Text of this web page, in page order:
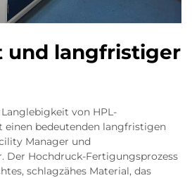
und langfristiger
von HPL-
einen bedeutenden langfristigen
Manager und
Der Hochdruck-Fertigungsprozess
schlagzähes Material, das